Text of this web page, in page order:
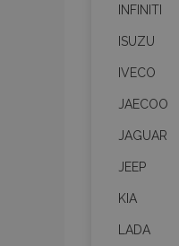
INFINITI
ISUZU
IVECO
JAECOO
JAGUAR
JEEP
KIA
LADA